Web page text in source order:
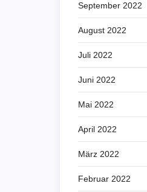
September 2022
August 2022
Juli 2022
Juni 2022
Mai 2022
April 2022
März 2022
Februar 2022